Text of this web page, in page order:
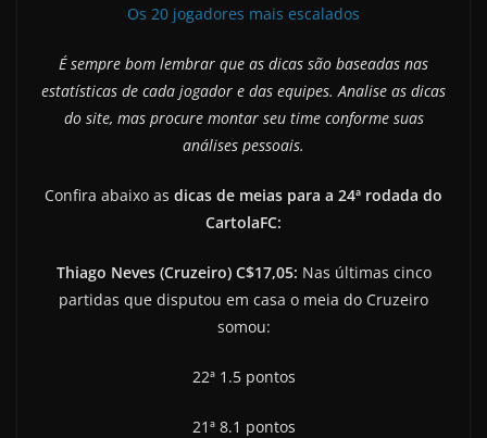
Os 20 jogadores mais escalados
É sempre bom lembrar que as dicas são baseadas nas
estatísticas de cada jogador e das equipes. Analise as dicas
do site, mas procure montar seu time conforme suas
análises pessoais.
Confira abaixo as dicas de meias para a 24ª rodada do
CartolaFC:
Thiago Neves (Cruzeiro) C$17,05: Nas últimas cinco
partidas que disputou em casa o meia do Cruzeiro
somou:
22ª 1.5 pontos
21ª 8.1 pontos